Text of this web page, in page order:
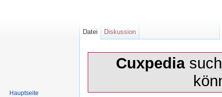
Cuxpedia
Datei Diskussion
Hauptseite